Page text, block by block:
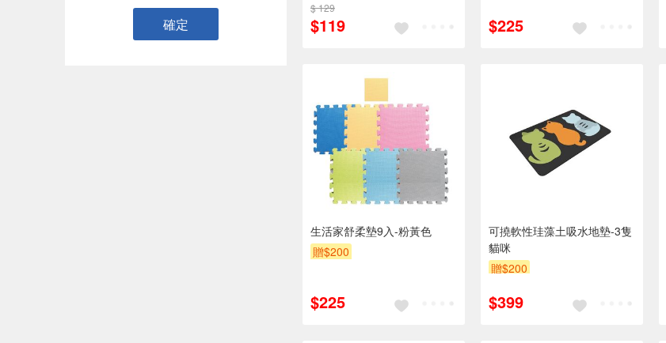
確定
$ 129
$119 $225
生活家舒柔墊9入-粉黃色
贈$200
$225
可撓軟性珪藻土吸水地墊-3隻
貓咪
贈$200
$399